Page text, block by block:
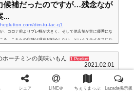
候補だったのですが…残念なが
...
dim-tu-tac-q1
、コロナ前よりブレ幅が大きく、そして他店舗が実に優秀にな
ろ、こちらの店舗は現在お勧めしない、というステイタスにな
ならここ、とすっかり定番化しているDim Tu Tac です。お味お
もまた魅力の一つだったのですが。。。最近、Sheraton Hotelの
ーチミンの美味いもん 1 Pocket
2021.02.01
開🎉】ホーチミンの飲茶のレベ
は異常・最上級北京ダックと...
シェア LINE＠ ちぇりまっぷ Lazada掲示板